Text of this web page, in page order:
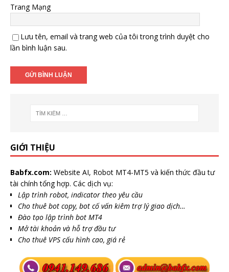
Trang Mạng
Lưu tên, email và trang web của tôi trong trình duyệt cho
lần bình luận sau.
GIỚI THIỆU
Babfx.com: Website AI, Robot MT4-MT5 và kiến thức đầu tư
tài chính tổng hợp. Các dịch vụ:
Lập trình robot, indicator theo yêu cầu
Cho thuê bot copy, bot cố vấn kiêm trợ lý giao dịch…
Đào tạo lập trình bot MT4
Mở tài khoản và hỗ trợ đầu tư
Cho thuê VPS cấu hình cao, giá rẻ